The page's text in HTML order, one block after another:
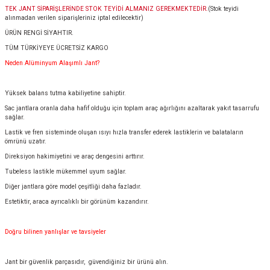
TEK JANT SİPARİŞLERİNDE STOK TEYİDİ ALMANIZ GEREKMEKTEDİR. (Stok teyidi
alınmadan verilen siparişleriniz iptal edilecektir)
ÜRÜN RENGİ SİYAHTIR.
TÜM TÜRKİYEYE ÜCRETSİZ KARGO
Neden Alüminyum Alaşımlı Jant?
Yüksek balans tutma kabiliyetine sahiptir.
Sac jantlara oranla daha hafif olduğu için toplam araç ağırlığını azaltarak yakıt tasarrufu
sağlar.
Lastik ve fren sisteminde oluşan ısıyı hızla transfer ederek lastiklerin ve balataların
ömrünü uzatır.
Direksiyon hakimiyetini ve araç dengesini arttırır.
Tubeless lastikle mükemmel uyum sağlar.
Diğer jantlara göre model çeşitliği daha fazladır.
Estetiktir, araca ayrıcalıklı bir görünüm kazandırır.
Doğru bilinen yanlışlar ve tavsiyeler
Jant bir güvenlik parçasıdır, güvendiğiniz bir ürünü alın.